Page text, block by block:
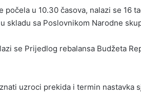
u 10.30 časova, nalazi se 16
skladu sa Poslovnikom Narodne
se Prijedlog rebalansa Budžeta
uzroci prekida i termin nastavka